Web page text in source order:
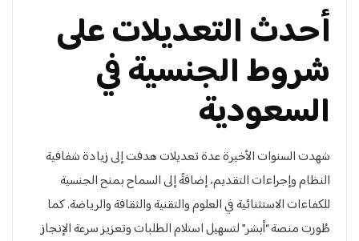
أحدث التعديلات على
شروط الجنسية في
السعودية
شهدت السنوات الأخيرة عدة تعديلات هدفت إلى زيادة شفافية
النظام وإجراءات التقديم، إضافةً إلى السماح بمنح الجنسية
للكفاءات الاستثنائية في العلوم والتقنية والثقافة والرياضة. كما
طُورت منصة “أبشر” لتسهيل استلام الطلبات وتعزيز سرعة الإنجاز